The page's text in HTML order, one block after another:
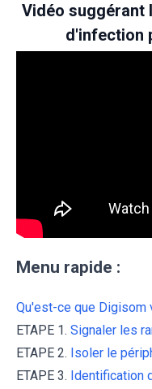
Vidéo suggérant
d'infection
Menu rapide :
Qu'est-ce que Digisom
ETAPE 1. Signaler les
ETAPE 2. Isoler le
ETAPE 3. Identification